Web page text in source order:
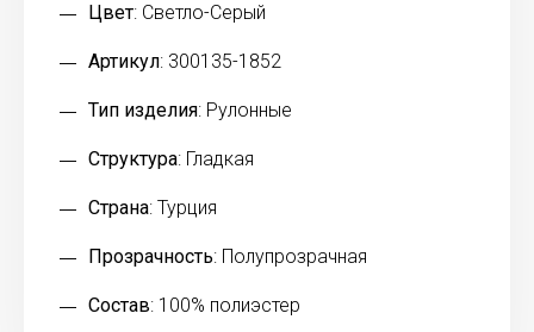
Цвет: Светло-Серый
Артикул: 300135-1852
Тип изделия: Рулонные
Структура: Гладкая
Страна: Турция
Прозрачность: Полупрозрачная
Состав: 100% полиэстер